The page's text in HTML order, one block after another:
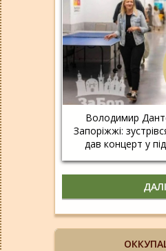
Володимир
Запоріжжі:
дав концерт у
ДАЛІ